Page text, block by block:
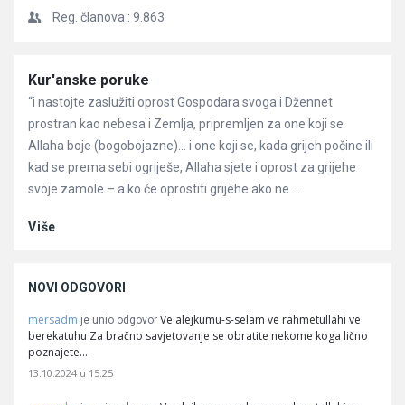
Reg. članova : 9.863
Članci
Kur'anske poruke
“i nastojte zaslužiti oprost Gospodara svoga i Džennet
prostran kao nebesa i Zemlja, pripremljen za one koji se
Allaha boje (bogobojazne)… i one koji se, kada grijeh počine ili
kad se prema sebi ogriješe, Allaha sjete i oprost za grijehe
svoje zamole – a ko će oprostiti grijehe ako ne ...
Više
NOVI ODGOVORI
mersadm je unio odgovor Ve alejkumu-s-selam ve rahmetullahi ve
berekatuhu Za bračno savjetovanje se obratite nekome koga lično
poznajete.…
13.10.2024 u 15:25